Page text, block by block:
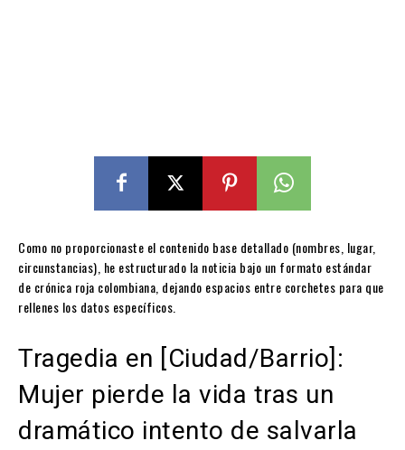
Como no proporcionaste el contenido base detallado (nombres, lugar,
circunstancias), he estructurado la noticia bajo un formato estándar
de crónica roja colombiana, dejando espacios entre corchetes para que
rellenes los datos específicos.
Tragedia en [Ciudad/Barrio]:
Mujer pierde la vida tras un
dramático intento de salvarla